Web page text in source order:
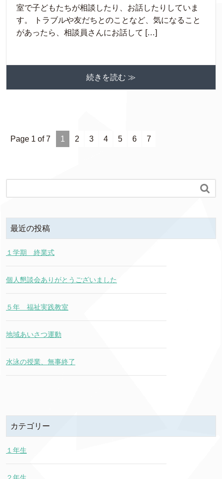
室で子どもたちが相談したり、お話したりしていま
す。 トラブルや友だちとのことなど、気になること
があったら、相談員さんにお話して […]
続きを読む ≫
Page 1 of 7 1 2 3 4 5 6 7

最近の投稿
１学期 終業式
個人懇談会ありがとうございました
５年 福祉実践教室
地域あいさつ運動
水泳の授業、無事終了
カテゴリー
１年生